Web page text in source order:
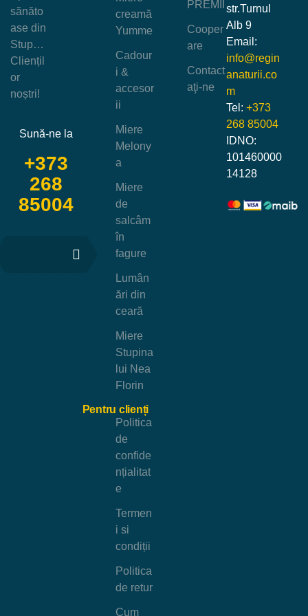
creamă
Yumme
Cadour
i &
accesor
ii
Miere
Melony
a
Miere
de
salcâm
în
fagure
Lumân
ări din
ceară
Miere
Stupina
lui Nea
Florin
Pentru clienți
Politica
de
confide
nțialitat
e
Termen
i si
condiții
Politica
de retur
Cum
PREMII
Cooper
are
Contact
aţi-ne
sănăto
ase din
Stup…
Cliențil
or
noștri!
Sună-ne la
+373
268
85004
str.Turnul
Alb 9
Email:
info@regin
anaturii.co
m
Tel: +373
268 85004
IDNO:
101460000
14128